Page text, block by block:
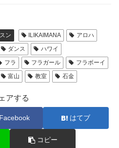
ン ILIKAIMANA
アロハ
ダンス
ハワイ
フラ フラガール
フラボーイ
富山 教室 石金
アする
Facebook はてブ
コピー